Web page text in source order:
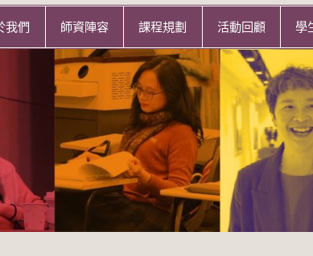
我們 師資陣容 課程規劃 活動回顧 學